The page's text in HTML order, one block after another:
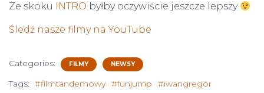
Ze skoku INTRO byłby oczywiście jeszcze lepszy
Śledź nasze filmy na YouTube
Categories: FILMY NEWSY
Tags: #filmtandemowy #funjump
#iwangregor